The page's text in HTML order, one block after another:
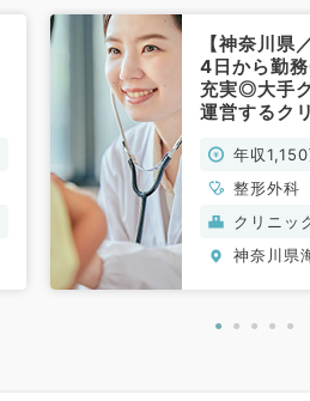
【神奈川県
4日から勤
充実◎大手
運営するク
（整形外科
年収1,150
整形外科
クリニッ
神奈川県